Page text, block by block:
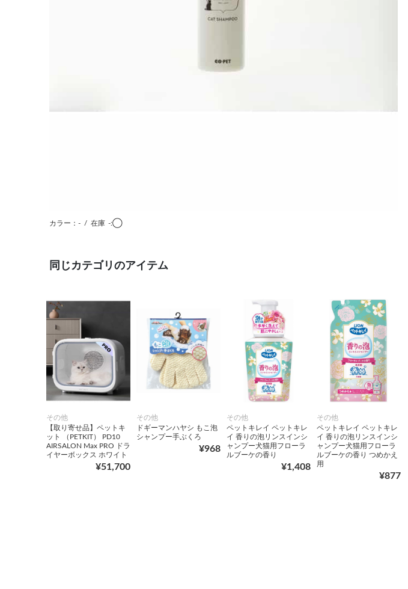
カラー：- / 在庫 -:◯
同じカテゴリのアイテム
その他
【取り寄せ品】ペットキ
ット （PETKIT） PD10
AIRSALON Max PRO ドラ
イヤーボックス ホワイト
¥51,700
その他
ドギーマンハヤシ もこ泡
シャンプー手ぶくろ
¥968
その他
ペットキレイ ペットキレ
イ 香りの泡リンスインシ
ャンプー犬猫用フローラ
ルブーケの香り
¥1,408
その他
ペットキレイ ペットキレ
イ 香りの泡リンスインシ
ャンプー犬猫用フローラ
ルブーケの香り つめかえ
用
¥877